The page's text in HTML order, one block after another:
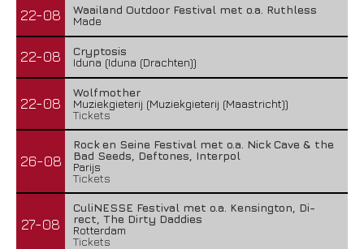
22-08
Waailand Outdoor Festival met o.a. Ruthless
Made
22-08
Cryptosis
Iduna (Iduna (Drachten))
22-08
Wolfmother
Muziekgieterij (Muziekgieterij (Maastricht))
Tickets
26-08
Rock en Seine Festival met o.a. Nick Cave & the
Bad Seeds, Deftones, Interpol
Parijs
Tickets
27-08
CuliNESSE Festival met o.a. Kensington, Di-
rect, The Dirty Daddies
Rotterdam
Tickets